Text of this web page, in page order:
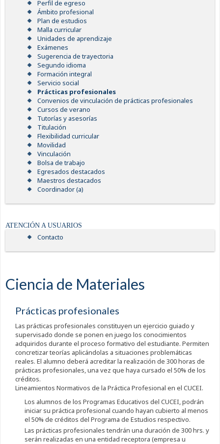
Perfil de egreso
Ámbito profesional
Plan de estudios
Malla curricular
Unidades de aprendizaje
Exámenes
Sugerencia de trayectoria
Segundo idioma
Formación integral
Servicio social
Prácticas profesionales
Convenios de vinculación de prácticas profesionales
Cursos de verano
Tutorías y asesorías
Titulación
Flexibilidad curricular
Movilidad
Vinculación
Bolsa de trabajo
Egresados destacados
Maestros destacados
Coordinador (a)
ATENCIÓN A USUARIOS
Contacto
Ciencia de Materiales
Prácticas profesionales
Las prácticas profesionales constituyen un ejercicio guiado y
supervisado donde se ponen en juego los conocimientos
adquiridos durante el proceso formativo del estudiante. Permiten
concretizar teorías aplicándolas a situaciones problemáticas
reales. El alumno deberá acreditar la realización de 300 horas de
prácticas profesionales, una vez que haya cursado el 50% de los
créditos.
Lineamientos Normativos de la Práctica Profesional en el CUCEI.
Los alumnos de los Programas Educativos del CUCEI, podrán
iniciar su práctica profesional cuando hayan cubierto al menos
el 50% de créditos del Programa de Estudios respectivo.
Las prácticas profesionales tendrán una duración de 300 hrs. y
serán realizadas en una entidad receptora (empresa u